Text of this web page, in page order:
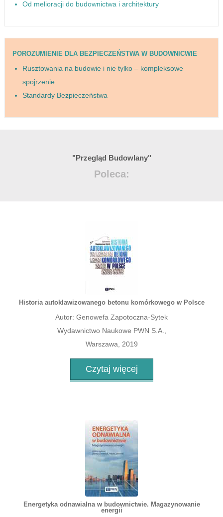
Od melioracji do budownictwa i architektury
POROZUMIENIE DLA BEZPIECZEŃSTWA W BUDOWNICWIE
Rusztowania na budowie i nie tylko – kompleksowe
spojrzenie
Standardy Bezpieczeństwa
"Przegląd Budowlany"
Poleca:
Historia autoklawizowanego betonu komórkowego w Polsce
Autor: Genowefa Zapotoczna-Sytek
Wydawnictwo Naukowe PWN S.A.,
Warszawa, 2019
Czytaj więcej
Energetyka odnawialna w budownictwie. Magazynowanie
energii